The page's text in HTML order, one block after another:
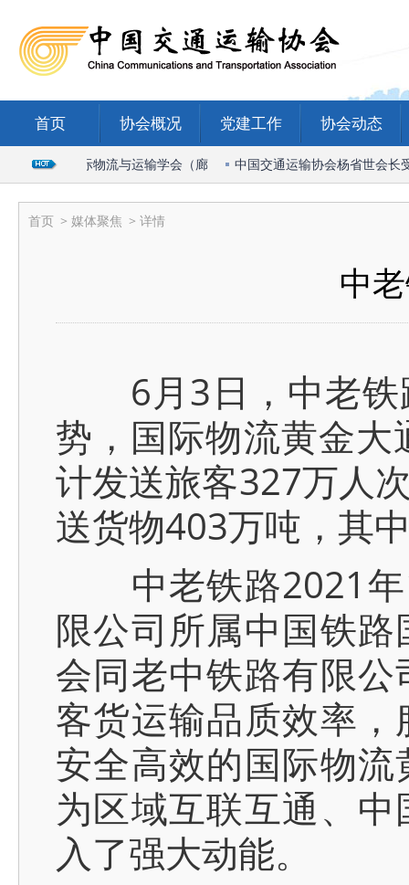
首页 协会概况 党建工作 协会动态
2026国际物流与运输学会（廊 中国交通运输协会杨省世会长受
首页 > 媒体聚焦 > 详情
中
6月3日，中老铁
势，国际物流黄金
计发送旅客327万人
送货物403万吨，其
中老铁路2021年
限公司所属中国铁
会同老中铁路有限
客货运输品质效率
安全高效的国际物
为区域互联互通、
入了强大动能。